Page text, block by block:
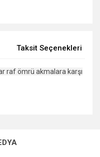
Taksit Seçenekleri
raf ömrü akmalara karşı